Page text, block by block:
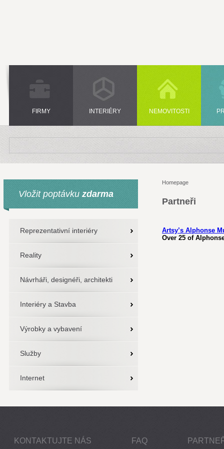
FIRMY INTERIÉRY NEMOVITOSTI
Vložit poptávku zdarma
Reprezentativní interiéry
Reality
Návrháři, designéři, architekti
Interiéry a Stavba
Výrobky a vybavení
Služby
Internet
Homepage
Partneři
Artsy’s Alphonse
Over 25 of
KONTAKTUJTE NÁS FAQ